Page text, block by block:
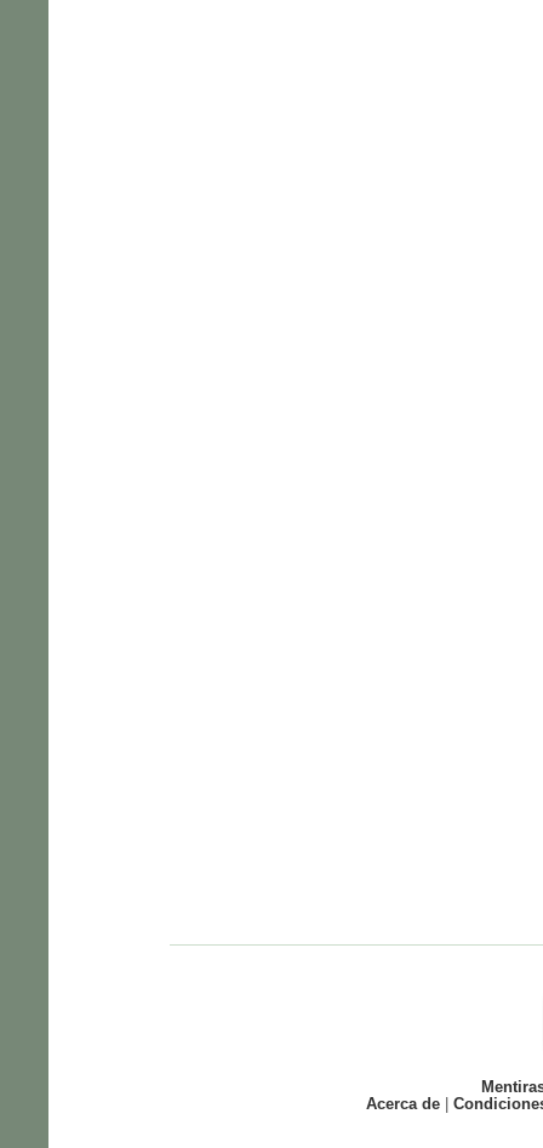
Acerca de